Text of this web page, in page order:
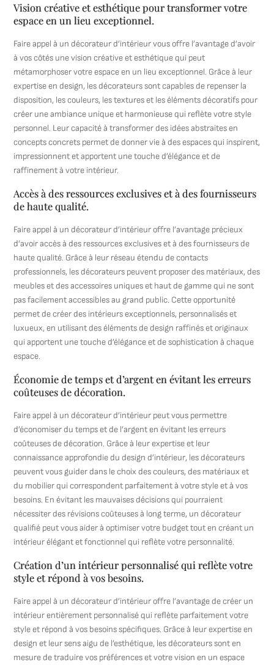
Vision créative et esthétique pour transformer votre
espace en un lieu exceptionnel.
Faire appel à un décorateur d’intérieur vous offre l’avantage d’avoir
à vos côtés une vision créative et esthétique qui peut
métamorphoser votre espace en un lieu exceptionnel. Grâce à leur
expertise en design, les décorateurs sont capables de repenser la
disposition, les couleurs, les textures et les éléments décoratifs pour
créer une ambiance unique et harmonieuse qui reflète votre style
personnel. Leur capacité à transformer des idées abstraites en
concepts concrets permet de donner vie à des espaces qui inspirent,
impressionnent et apportent une touche d’élégance et de
raffinement à votre intérieur.
Accès à des ressources exclusives et à des fournisseurs
de haute qualité.
Faire appel à un décorateur d’intérieur offre l’avantage précieux
d’avoir accès à des ressources exclusives et à des fournisseurs de
haute qualité. Grâce à leur réseau étendu de contacts
professionnels, les décorateurs peuvent proposer des matériaux, des
meubles et des accessoires uniques et haut de gamme qui ne sont
pas facilement accessibles au grand public. Cette opportunité
permet de créer des intérieurs exceptionnels, personnalisés et
luxueux, en utilisant des éléments de design raffinés et originaux
qui apportent une touche d’élégance et de sophistication à chaque
espace.
Économie de temps et d’argent en évitant les erreurs
coûteuses de décoration.
Faire appel à un décorateur d’intérieur peut vous permettre
d’économiser du temps et de l’argent en évitant les erreurs
coûteuses de décoration. Grâce à leur expertise et leur
connaissance approfondie du design d’intérieur, les décorateurs
peuvent vous guider dans le choix des couleurs, des matériaux et
du mobilier qui correspondent parfaitement à votre style et à vos
besoins. En évitant les mauvaises décisions qui pourraient
nécessiter des révisions coûteuses à long terme, un décorateur
qualifié peut vous aider à optimiser votre budget tout en créant un
intérieur élégant et fonctionnel qui reflète votre personnalité.
Création d’un intérieur personnalisé qui reflète votre
style et répond à vos besoins.
Faire appel à un décorateur d’intérieur offre l’avantage de créer un
intérieur entièrement personnalisé qui reflète parfaitement votre
style et répond à vos besoins spécifiques. Grâce à leur expertise en
design et leur sens aigu de l’esthétique, les décorateurs sont en
mesure de traduire vos préférences et votre vision en un espace